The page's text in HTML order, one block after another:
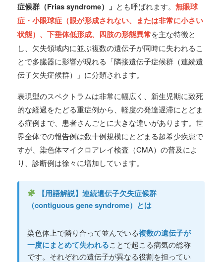
症候群（Frias syndrome）」 とも呼ばれます。 無眼球
症・小眼球症（眼が形成されない、または非常に小さい
状態）、下垂体低形成、四肢の形態異常を主な特徴と
し、欠失領域内に並ぶ複数の遺伝子が同時に失われるこ
とで多臓器に影響が現れる「隣接遺伝子症候群（連続遺
伝子欠失症候群）」に分類されます。
表現型のスペクトラムは非常に幅広く、新生児期に致死
的な経過をたどる重症例から、軽度の発達遅滞にとどま
る症例まで、患者さんごとに大きな違いがあります。世
界全体での報告例は数十例規模にとどまる超希少疾患で
すが、染色体マイクロアレイ検査（CMA）の普及によ
り、診断例は徐々に増加しています。
【用語解説】連続遺伝子欠失症候群
（contiguous gene syndrome）とは
染色体上で隣り合って並んでいる複数の遺伝子が
一度にまとめて失われることで起こる病気の総称
です。それぞれの遺伝子が異なる役割を担ってい